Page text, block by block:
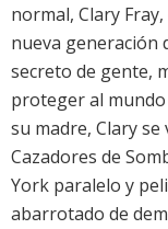
normal, Clary
nueva generación
secreto de gente,
proteger al
su madre, Clary
Cazadores de
York paralelo y
abarrotado de